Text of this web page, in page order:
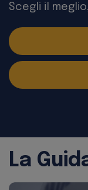
Scegli il
La